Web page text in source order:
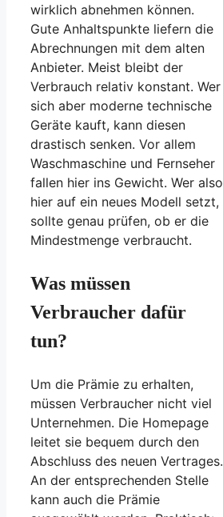
wirklich abnehmen können.
Gute Anhaltspunkte liefern die
Abrechnungen mit dem alten
Anbieter. Meist bleibt der
Verbrauch relativ konstant. Wer
sich aber moderne technische
Geräte kauft, kann diesen
drastisch senken. Vor allem
Waschmaschine und Fernseher
fallen hier ins Gewicht. Wer also
hier auf ein neues Modell setzt,
sollte genau prüfen, ob er die
Mindestmenge verbraucht.
Was müssen
Verbraucher dafür
tun?
Um die Prämie zu erhalten,
müssen Verbraucher nicht viel
Unternehmen. Die Homepage
leitet sie bequem durch den
Abschluss des neuen Vertrages.
An der entsprechenden Stelle
kann auch die Prämie